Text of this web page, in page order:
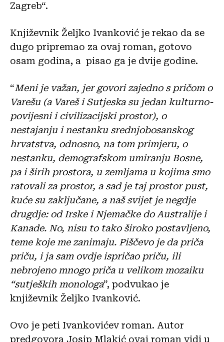
Zagreb“.
Književnik Željko Ivanković je rekao da se
dugo pripremao za ovaj roman, gotovo
osam godina, a pisao ga je dvije godine.
“Meni je važan, jer govori zajedno s pričom o
Varešu (a Vareš i Sutjeska su jedan kulturno-
povijesni i civilizacijski prostor), o
nestajanju i nestanku srednjobosanskog
hrvatstva, odnosno, na tom primjeru, o
nestanku, demografskom umiranju Bosne,
pa i širih prostora, u zemljama u kojima smo
ratovali za prostor, a sad je taj prostor pust,
kuće su zaključane, a naš svijet je negdje
drugdje: od Irske i Njemačke do Australije i
Kanade. No, nisu to tako široko postavljeno,
teme koje me zanimaju. Piščevo je da priča
priču, i ja sam ovdje ispričao priču, ili
nebrojeno mnogo priča u velikom mozaiku
“sutjeških monologa”, podvukao je
književnik Željko Ivanković.
Ovo je peti Ivankovićev roman. Autor
predgovora Josip Mlakić ovaj roman vidi u